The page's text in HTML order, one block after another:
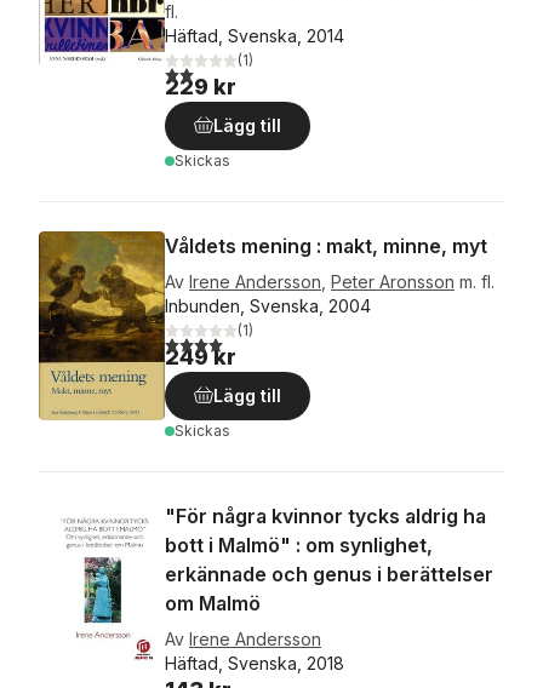
fl.
Häftad, Svenska, 2014
2,0utav 5 stjärnor. Totalt antal röster:
(1)
229 kr
Lägg till
Skickas
Våldets mening : makt, minne, myt
Av Irene Andersson Peter Aronsson m. fl.
Inbunden, Svenska, 2004
4,0utav 5 stjärnor. Totalt antal röster:
(1)
249 kr
Lägg till
Skickas
"För några kvinnor tycks aldrig ha
bott i Malmö" : om synlighet,
erkännade och genus i berättelser
om Malmö
Av Irene Andersson
Häftad, Svenska, 2018